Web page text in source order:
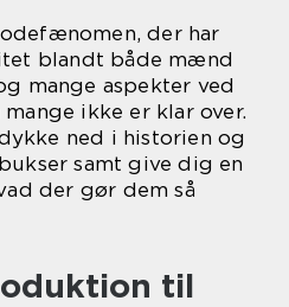
der har
blandt både mænd
mange aspekter ved
ikke er klar over.
ned i historien og
samt give dig en
der gør dem så
til